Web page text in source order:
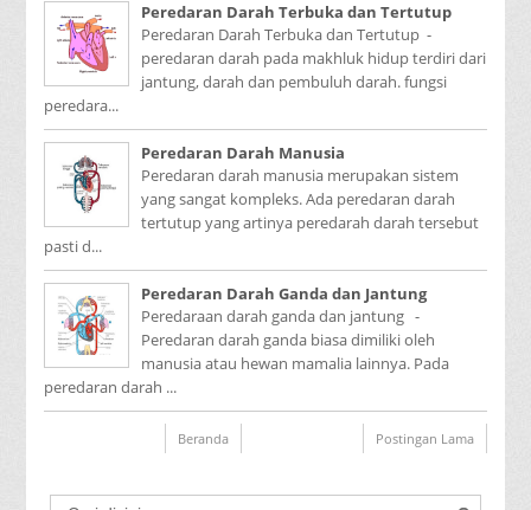
Peredaran Darah Terbuka dan Tertutup
Peredaran Darah Terbuka dan Tertutup -
peredaran darah pada makhluk hidup terdiri dari
jantung, darah dan pembuluh darah. fungsi
peredara...
Peredaran Darah Manusia
Peredaran darah manusia merupakan sistem
yang sangat kompleks. Ada peredaran darah
tertutup yang artinya peredarah darah tersebut
pasti d...
Peredaran Darah Ganda dan Jantung
Peredaraan darah ganda dan jantung -
Peredaran darah ganda biasa dimiliki oleh
manusia atau hewan mamalia lainnya. Pada
peredaran darah ...
Postingan Lama
Beranda